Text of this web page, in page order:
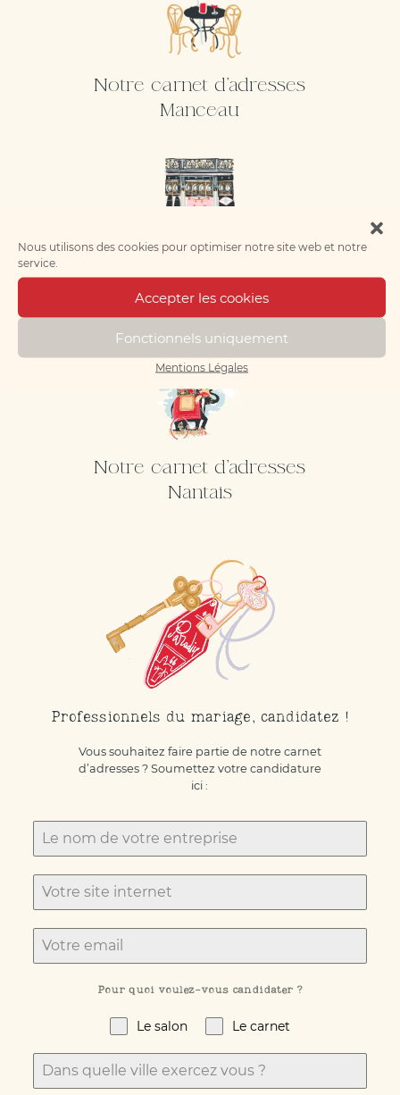
Nous utilisons des cookies pour optimiser notre site web et notre
service.
Accepter les cookies
Fonctionnels uniquement
Mentions Légales
Notre carnet d'adresses
Manceau
Notre carnet d'adresses
Lillois
Notre carnet d'adresses
Nantais
Professionnels du mariage, candidatez !
Vous souhaitez faire partie de notre carnet
d’adresses ? Soumettez votre candidature
ici :
Pour quoi voulez-vous candidater ?
Le salon Le carnet